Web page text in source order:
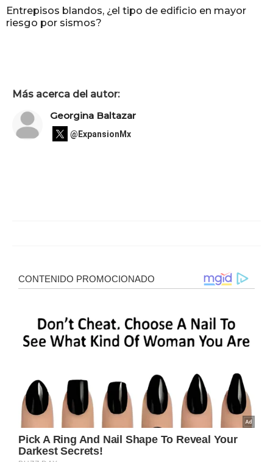
Entrepisos blandos, ¿el tipo de edificio en mayor
riesgo por sismos?
Más acerca del autor:
Georgina Baltazar
@ExpansionMx